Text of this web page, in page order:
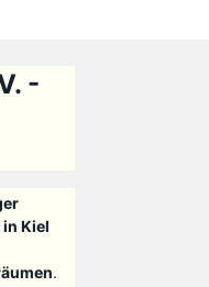
-
Kiel
.